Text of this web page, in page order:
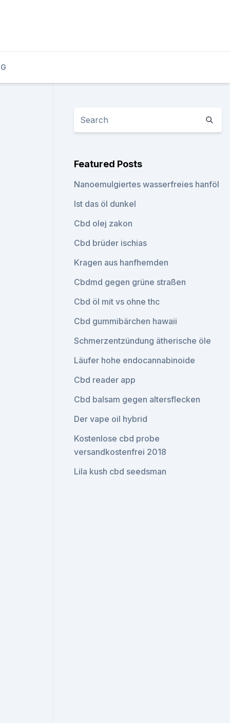
Featured Posts
Nanoemulgiertes wasserfreies hanföl
Ist das öl dunkel
Cbd olej zakon
Cbd brüder ischias
Kragen aus hanfhemden
Cbdmd gegen grüne straßen
Cbd öl mit vs ohne thc
Cbd gummibärchen hawaii
Schmerzentzündung ätherische öle
Läufer hohe endocannabinoide
Cbd reader app
Cbd balsam gegen altersflecken
Der vape oil hybrid
Kostenlose cbd probe
versandkostenfrei 2018
Lila kush cbd seedsman